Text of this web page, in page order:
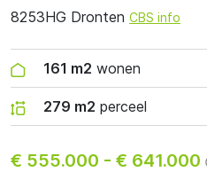
8253HG Dronten CBS info
161 m2 wonen
279 m2 perceel
€ 555.000 - € 641.000